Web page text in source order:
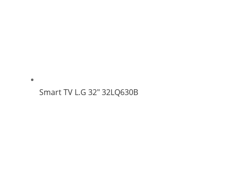
Smart TV L.G 32″ 32LQ630B